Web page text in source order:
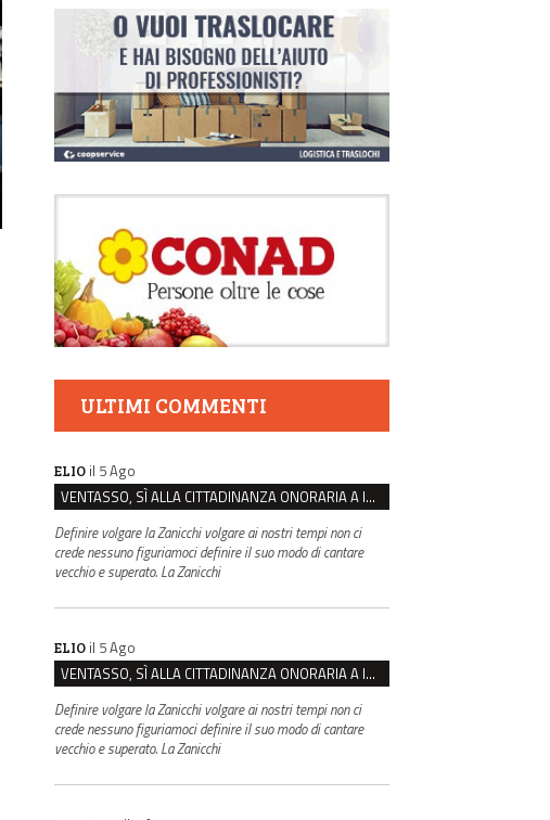
ULTIMI COMMENTI
ELIO il 5 Ago
VENTASSO, SÌ ALLA CITTADINANZA ONORARIA A IVA ZANICCHI. MA BARGIACCHI: “È DI PESSIMO GUSTO”
Definire volgare la Zanicchi volgare ai nostri tempi non ci
crede nessuno figuriamoci definire il suo modo di cantare
vecchio e superato. La Zanicchi
ELIO il 5 Ago
VENTASSO, SÌ ALLA CITTADINANZA ONORARIA A IVA ZANICCHI. MA BARGIACCHI: “È DI PESSIMO GUSTO”
Definire volgare la Zanicchi volgare ai nostri tempi non ci
crede nessuno figuriamoci definire il suo modo di cantare
vecchio e superato. La Zanicchi